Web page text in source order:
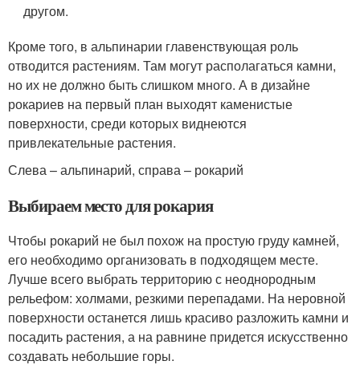
другом.
Кроме того, в альпинарии главенствующая роль
отводится растениям. Там могут располагаться камни,
но их не должно быть слишком много. А в дизайне
рокариев на первый план выходят каменистые
поверхности, среди которых виднеются
привлекательные растения.
Слева – альпинарий, справа – рокарий
Выбираем место для рокария
Чтобы рокарий не был похож на простую груду камней,
его необходимо организовать в подходящем месте.
Лучше всего выбрать территорию с неоднородным
рельефом: холмами, резкими перепадами. На неровной
поверхности останется лишь красиво разложить камни и
посадить растения, а на равнине придется искусственно
создавать небольшие горы.